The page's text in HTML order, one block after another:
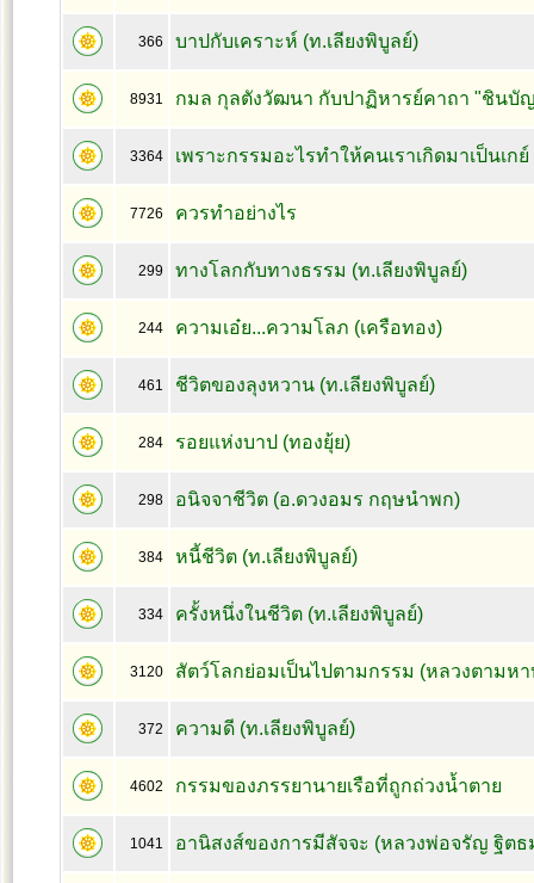
366 บาปกับเคราะห์ (ท.เลียงพิบูลย์)
8931 กมล กุลตังวัฒนา กับปาฏิหารย์คาถา "ชินบั
3364 เพราะกรรมอะไรทำให้คนเราเกิดมาเป็นเกย์
7726 ควรทำอย่างไร
299 ทางโลกกับทางธรรม (ท.เลียงพิบูลย์)
244 ความเอ๋ย...ความโลภ (เครือทอง)
461 ชีวิตของลุงหวาน (ท.เลียงพิบูลย์)
284 รอยแห่งบาป (ทองยุ้ย)
298 อนิจจาชีวิต (อ.ดวงอมร กฤษนำพก)
384 หนี้ชีวิต (ท.เลียงพิบูลย์)
334 ครั้งหนึ่งในชีวิต (ท.เลียงพิบูลย์)
3120 สัตว์โลกย่อมเป็นไปตามกรรม (หลวงตาม
372 ความดี (ท.เลียงพิบูลย์)
4602 กรรมของภรรยานายเรือที่ถูกถ่วงน้ำตาย
1041 อานิสงส์ของการมีสัจจะ (หลวงพ่อจรัญ ฐิตธ